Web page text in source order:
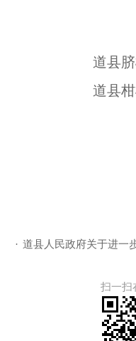
道县
道县
· 道县人民政府关于进一
扫一扫